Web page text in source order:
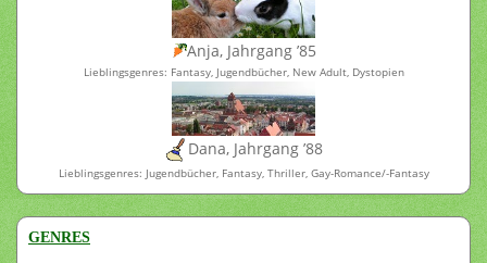
Anja, Jahrgang ’85
Lieblingsgenres: Fantasy, Jugendbücher, New Adult, Dystopien
Dana, Jahrgang ’88
Lieblingsgenres: Jugendbücher, Fantasy, Thriller, Gay-Romance/-Fantasy
GENRES